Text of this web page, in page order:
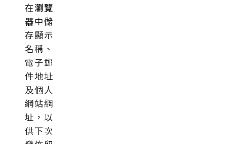
在瀏覽
器中儲
存顯示
名稱、
電子郵
件地址
及個人
網站網
址，以
供下次